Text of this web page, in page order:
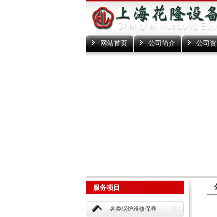
网站首页 公司简介 公司
服务项目
各类锅炉维修保养